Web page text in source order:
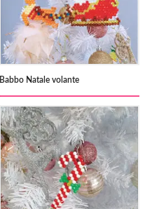
Babbo Natale volante